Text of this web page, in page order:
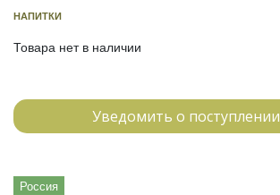
НАПИТКИ
Товара нет в наличии
Уведомить о поступлении
Россия